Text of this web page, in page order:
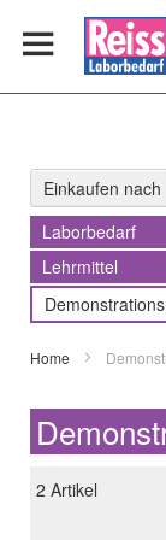
Home
2 Artikel
Einkaufen nach
Laborbedarf
Lehrmittel